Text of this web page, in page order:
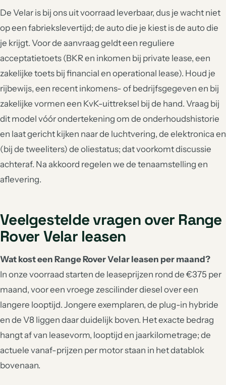
De Velar is bij ons uit voorraad leverbaar, dus je wacht niet
op een fabriekslevertijd; de auto die je kiest is de auto die
je krijgt. Voor de aanvraag geldt een reguliere
acceptatietoets (BKR en inkomen bij private lease, een
zakelijke toets bij financial en operational lease). Houd je
rijbewijs, een recent inkomens- of bedrijfsgegeven en bij
zakelijke vormen een KvK-uittreksel bij de hand. Vraag bij
dit model vóór ondertekening om de onderhoudshistorie
en laat gericht kijken naar de luchtvering, de elektronica en
(bij de tweeliters) de oliestatus; dat voorkomt discussie
achteraf. Na akkoord regelen we de tenaamstelling en
aflevering.
Veelgestelde vragen over Range
Rover Velar leasen
Wat kost een Range Rover Velar leasen per maand?
In onze voorraad starten de leaseprijzen rond de €375 per
maand, voor een vroege zescilinder diesel over een
langere looptijd. Jongere exemplaren, de plug-in hybride
en de V8 liggen daar duidelijk boven. Het exacte bedrag
hangt af van leasevorm, looptijd en jaarkilometrage; de
actuele vanaf-prijzen per motor staan in het datablok
bovenaan.